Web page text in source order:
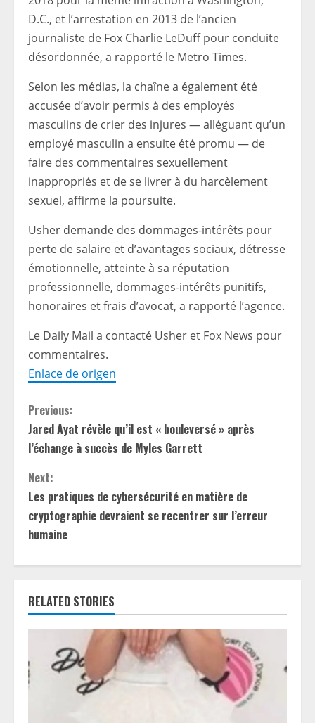
D.C., et l’arrestation en 2013 de l’ancien
journaliste de Fox Charlie LeDuff pour conduite
désordonnée, a rapporté le Metro Times.
Selon les médias, la chaîne a également été
accusée d’avoir permis à des employés
masculins de crier des injures — alléguant qu’un
employé masculin a ensuite été promu — de
faire des commentaires sexuellement
inappropriés et de se livrer à du harcèlement
sexuel, affirme la poursuite.
Usher demande des dommages-intérêts pour
perte de salaire et d’avantages sociaux, détresse
émotionnelle, atteinte à sa réputation
professionnelle, dommages-intérêts punitifs,
honoraires et frais d’avocat, a rapporté l’agence.
Le Daily Mail a contacté Usher et Fox News pour
commentaires.
Enlace de origen
C
o
n
t
i
n
u
e
e
Previous:
Jared Ayat révèle qu’il est « bouleversé » après
l’échange à succès de Myles Garrett
Next:
Les pratiques de cybersécurité en matière de
cryptographie devraient se recentrer sur l’erreur
humaine
RELATED STORIES